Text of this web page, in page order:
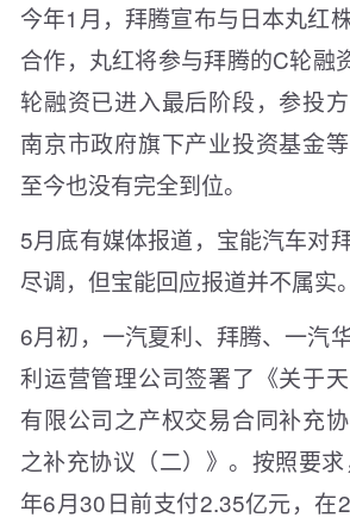
今年1月，拜腾宣布与日本丸红
合作，丸红将参与拜腾的C轮融
轮融资已进入最后阶段，参投
南京市政府旗下产业投资基金
至今也没有完全到位。
5月底有媒体报道，宝能汽车对
尽调，但宝能回应报道并不属实。
6月初，一汽夏利、拜腾、一汽
利运营管理公司签署了《关于
有限公司之产权交易合同补充
之补充协议（二）》。按照要
年6月30日前支付2.35亿元，在